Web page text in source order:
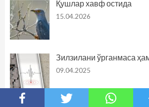
Қушлар хавф остида
15.04.2026
Зилзилани ўрганмаса
09.04.2025